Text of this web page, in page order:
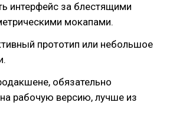
интерфейс за блестящими
мокапами.
прототип или небольшое
обязательно
рабочую версию, лучше из